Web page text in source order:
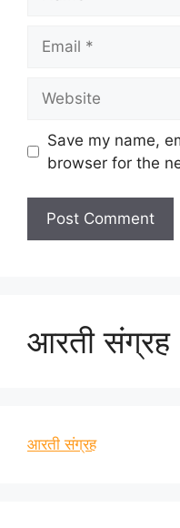
Save my name,
browser for the
आरती संग्रह
आरती संग्रह